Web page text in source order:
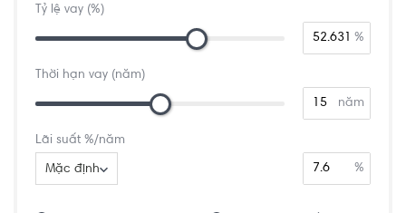
Tỷ lệ vay (%)
%
Thời hạn vay (năm)
năm
Lãi suất %/năm
Mặc định %